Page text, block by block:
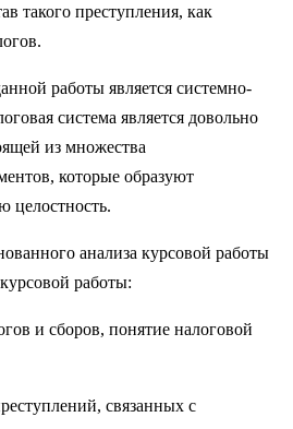
такого преступления, как
работы является системно-
система является довольно
из множества
которые образуют
целостность.
анализа курсовой работы
работы:
и сборов, понятие налоговой
связанных с